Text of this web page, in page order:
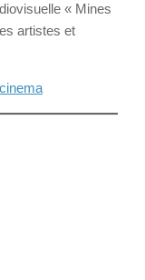
« Mines
artistes et